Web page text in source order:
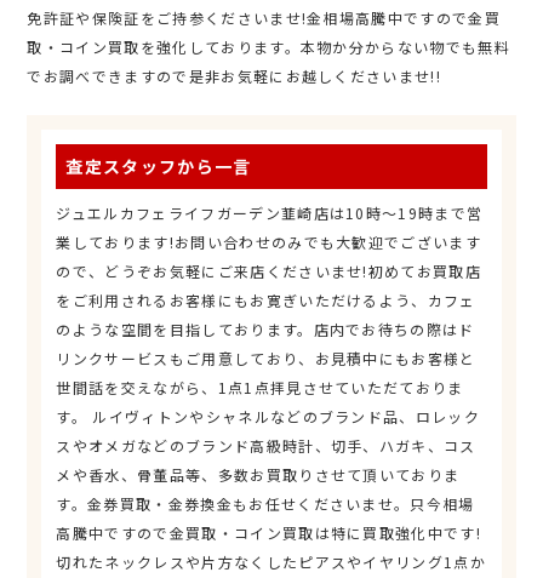
免許証や保険証をご持参くださいませ!金相場高騰中ですので金買
取・コイン買取を強化しております。本物か分からない物でも無料
でお調べできますので是非お気軽にお越しくださいませ!!
査定スタッフから一言
ジュエルカフェライフガーデン韮崎店は10時～19時まで営
業しております!お問い合わせのみでも大歓迎でございます
ので、どうぞお気軽にご来店くださいませ!初めてお買取店
をご利用されるお客様にもお寛ぎいただけるよう、カフェ
のような空間を目指しております。店内でお待ちの際はド
リンクサービスもご用意しており、お見積中にもお客様と
世間話を交えながら、1点1点拝見させていただておりま
す。 ルイヴィトンやシャネルなどのブランド品、ロレック
スやオメガなどのブランド高級時計、切手、ハガキ、コス
メや香水、骨董品等、多数お買取りさせて頂いておりま
す。金券買取・金券換金もお任せくださいませ。只今相場
高騰中ですので金買取・コイン買取は特に買取強化中です!
切れたネックレスや片方なくしたピアスやイヤリング1点か